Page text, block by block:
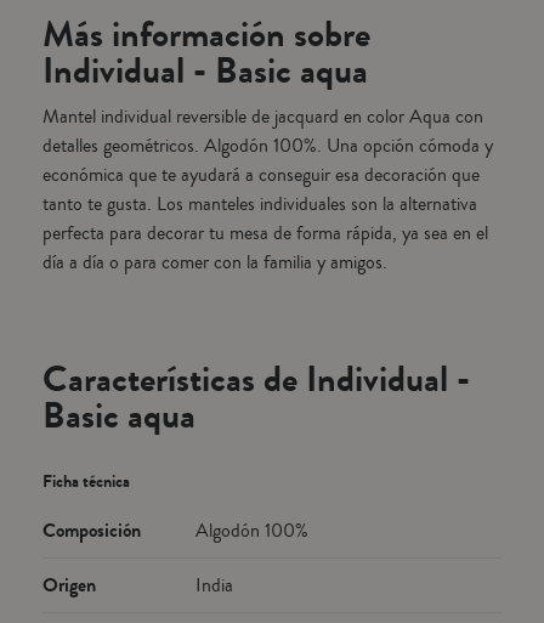
Más información sobre
Individual - Basic aqua
Mantel individual reversible de jacquard en color Aqua con
detalles geométricos. Algodón 100%. Una opción cómoda y
económica que te ayudará a conseguir esa decoración que
tanto te gusta. Los manteles individuales son la alternativa
perfecta para decorar tu mesa de forma rápida, ya sea en el
día a día o para comer con la familia y amigos.
Características de Individual -
Basic aqua
Ficha técnica
Composición Algodón 100%
Origen India